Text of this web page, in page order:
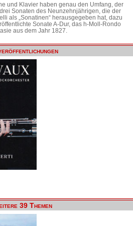
und Klavier haben genau den Umfang, der
Sonaten des Neunzehnjährigen, die der
als „Sonatinen“ herausgegeben hat, dazu
Sonate A-Dur, das h-Moll-Rondo
aus dem Jahr 1827.
39 Themen